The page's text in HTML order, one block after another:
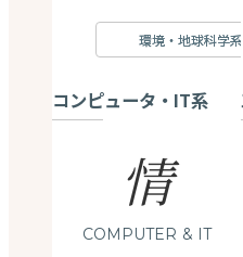
環境・地球科学系
コンピュータ・IT系
情
COMPUTER & IT